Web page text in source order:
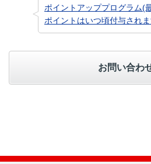
ポイントアッププログラム(
ポイントはいつ頃付与されま
お問い合わ